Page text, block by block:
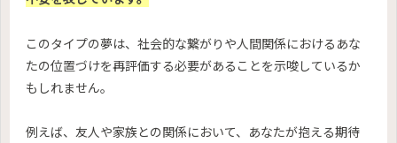
このタイプの夢は、社会的な繋がりや人間関係におけるあな
たの位置づけを再評価する必要があることを示唆しているか
もしれません。
例えば、友人や家族との関係において、あなたが抱える期待